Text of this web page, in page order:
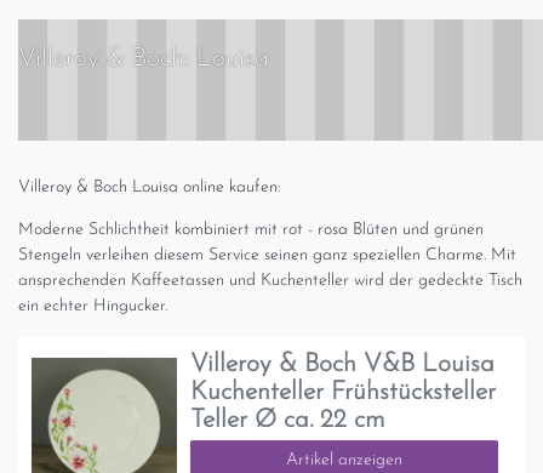
Villeroy & Boch: Louisa
Villeroy & Boch Louisa online kaufen:
Moderne Schlichtheit kombiniert mit rot - rosa Blüten und grünen
Stengeln verleihen diesem Service seinen ganz speziellen Charme. Mit
ansprechenden Kaffeetassen und Kuchenteller wird der gedeckte Tisch
ein echter Hingucker.
Villeroy & Boch V&B Louisa
Kuchenteller Frühstücksteller
Teller Ø ca. 22 cm
Artikel anzeigen